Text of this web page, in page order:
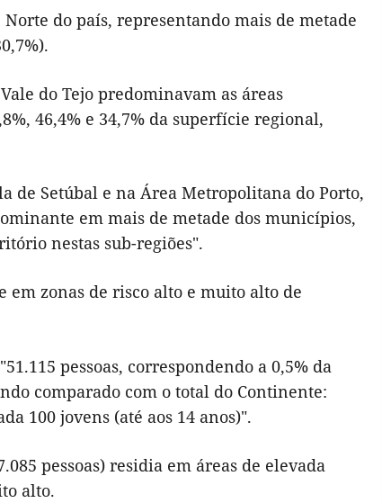
do país, representando mais de metade
do Tejo predominavam as áreas
46,4% e 34,7% da superfície regional,
de Setúbal e na Área Metropolitana do Porto,
em mais de metade dos municípios,
nestas sub-regiões".
em zonas de risco alto e muito alto de
pessoas, correspondendo a 0,5% da
comparado com o total do Continente:
100 jovens (até aos 14 anos)".
pessoas) residia em áreas de elevada
alto.